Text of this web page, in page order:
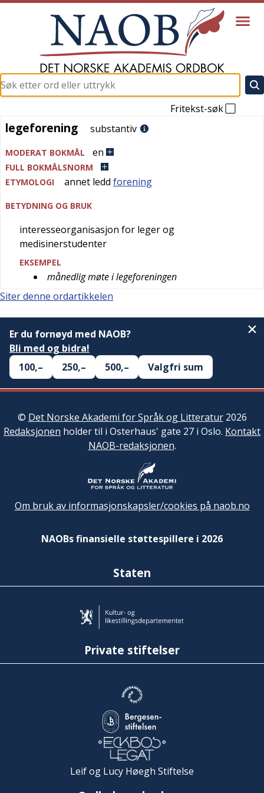
Fritekst-søk
legeforening
legeforening substantiv
MODERAT BOKMÅL en
FULL BOKMÅLSNORM
ETYMOLOGI
annet ledd forening
BETYDNING OG BRUK
interesseorganisasjon for leger og
medisinerstudenter
EKSEMPEL
månedlig møte i legeforeningen
Siter denne ordartikkelen
Er du fornøyd med NAOB?
Bli med og bidra!
100,–
250,– 500,– Valgfri sum
© Det Norske Akademi for Språk og Litteratur2026
Redaksjonen holder til i Osterhaus' gate 27 i Oslo. Kontakt
NAOB-redaksjonen.
Om bruk av informasjonskapsler/cookies på naob.no
NAOBs finansielle støttespillere i 2026
Staten
Private stiftelser
Leif og Lucy Høegh Stiftelse